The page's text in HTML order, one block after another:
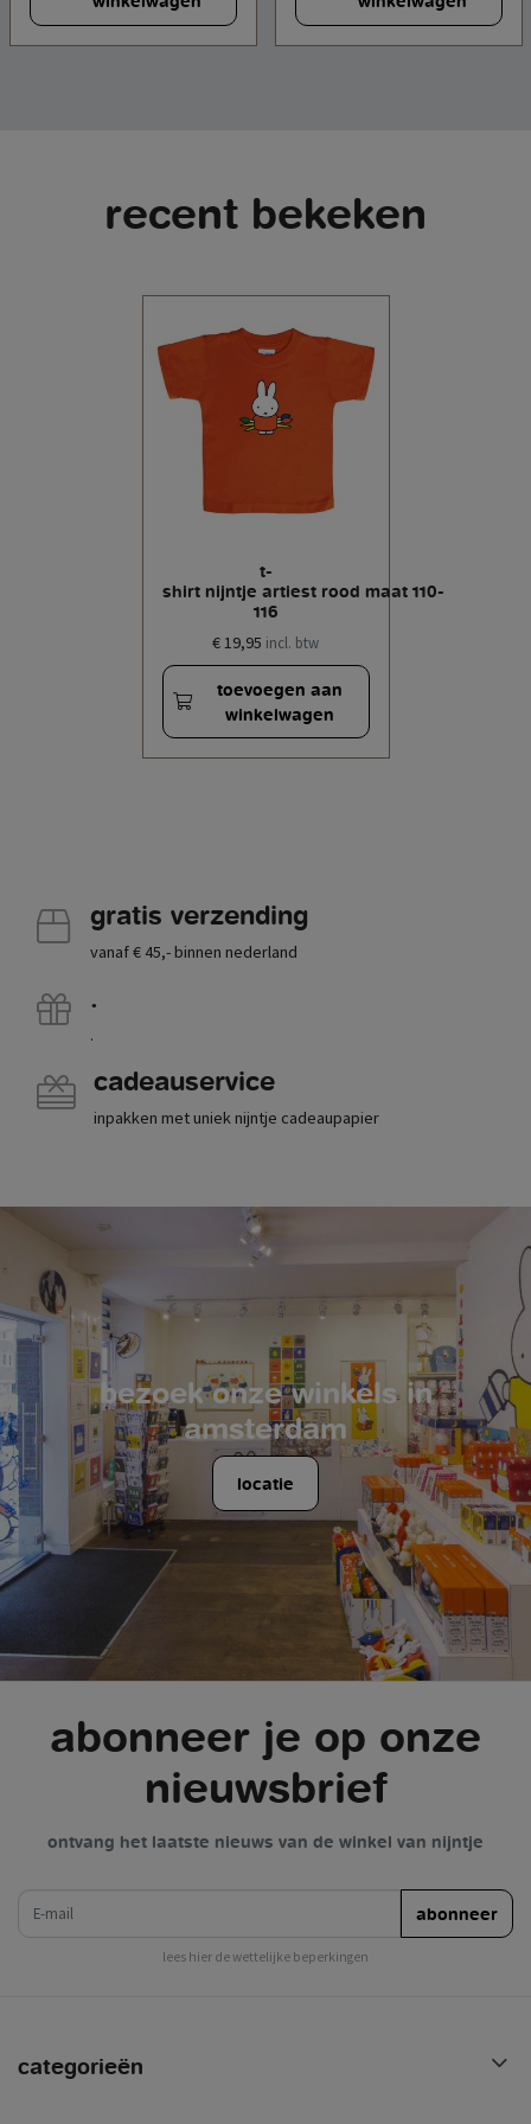
recent bekeken
t-
shirt nijntje artiest rood maat 110-
116
€ 19,95 incl. btw
toevoegen aan
winkelwagen
gratis verzending
vanaf € 45,- binnen nederland
.
.
cadeauservice
inpakken met uniek nijntje cadeaupapier
bezoek onze winkels in
amsterdam
locatie
abonneer je op onze
nieuwsbrief
ontvang het laatste nieuws van de winkel van nijntje
abonneer
lees hier de wettelijke beperkingen
categorieën